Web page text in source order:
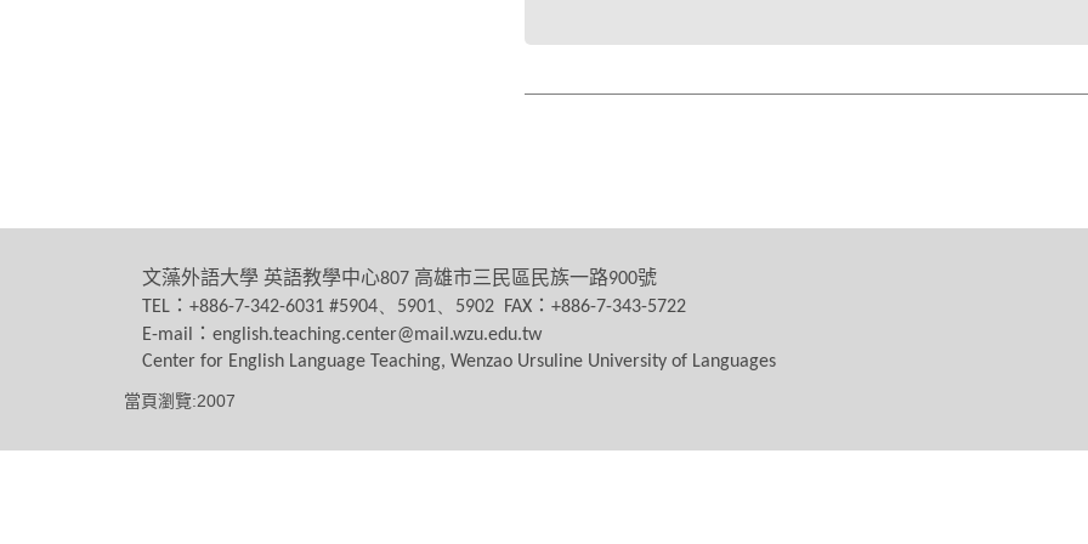
文藻外語大學 英語教學中心807 高雄市三民區民族一路900號
TEL ： +886-7-342-6031 #5904、5901、5902 FAX ： +886-7-343-5722
E-mail
： english.teaching.center@mail.wzu.edu.tw
Center for English Language Teaching, Wenzao Ursuline University of Languages
當頁瀏覽:2007